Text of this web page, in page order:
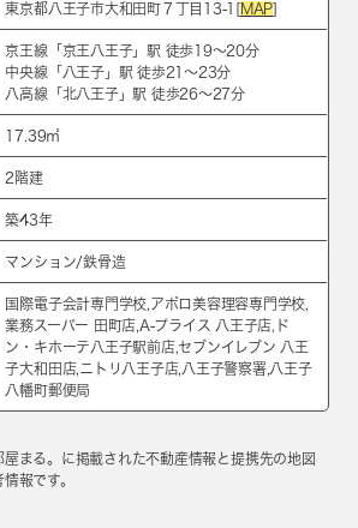
東京都八王子市大和田町７丁目13-1[ MAP
京王線 「 京王八王子」駅 徒歩19～20分
中央線 「 八王子」駅 徒歩21～23分
八高線 「 北八王子」駅 徒歩26～27分
17.39㎡
2階建
築43年
マンション/鉄骨造
国際電子会計専門学校,アポロ美容理容専門学校,
業務スーパー 田町店,A-プライス 八王子店,ド
ン・キホーテ八王子駅前店,セブンイレブン 八王
子大和田店,ニトリ八王子店,八王子警察署,八王子
八幡町郵便局
まる。に掲載された不動産情報と提携先の地図
報です。